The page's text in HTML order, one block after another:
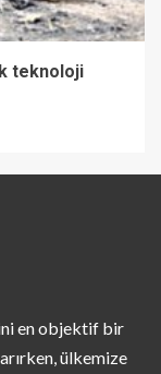
teknoloji
en objektif bir
ülkemize